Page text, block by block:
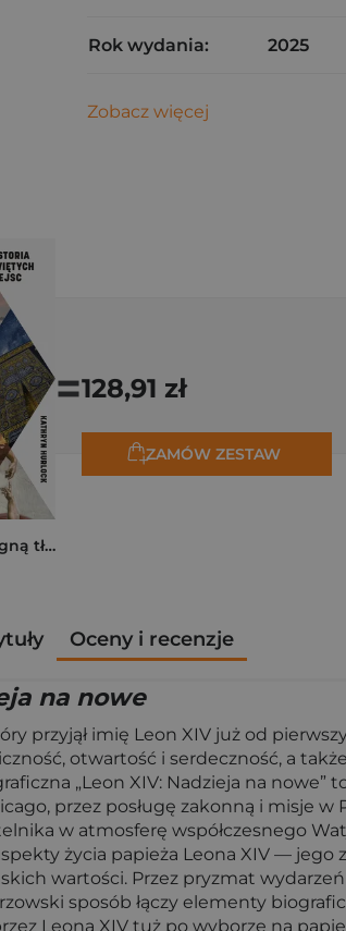
Rok wydania: 2025
Zobacz więcej
Tam, dokąd ciągną tłumy. Historia świętych miejsc
=128,91 zł
ZAMÓW ZESTAW
Oceny i recenzje
na nowe
przyjął imię Leon XIV już od
otwartość i serdeczność, a
„Leon XIV: Nadzieja na
przez posługę zakonną i misje w
w atmosferę współczesnego
życia papieża Leona XIV — jego
wartości. Przez pryzmat wydarzeń
sposób łączy elementy
Leona XIV tuż po wyborze na